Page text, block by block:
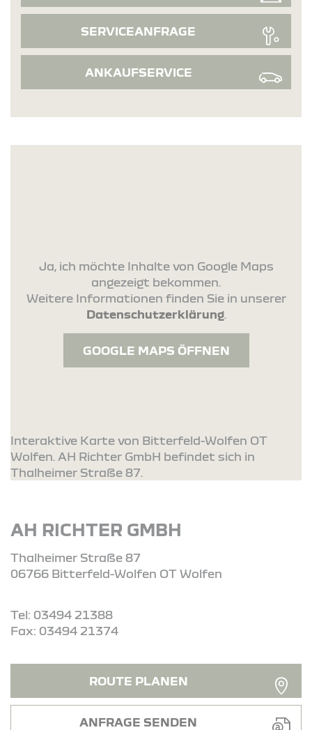
SERVICEANFRAGE
ANKAUFSERVICE
Ja, ich möchte Inhalte von Google Maps
angezeigt bekommen.
Weitere Informationen finden Sie in unserer
Datenschutzerklärung.
GOOGLE MAPS ÖFFNEN
Interaktive Karte von Bitterfeld-Wolfen OT
Wolfen. AH Richter GmbH befindet sich in
Thalheimer Straße 87.
AH RICHTER GMBH
Thalheimer Straße 87
06766 Bitterfeld-Wolfen OT Wolfen
Tel: 03494 21388
Fax: 03494 21374
ROUTE PLANEN
ANFRAGE SENDEN